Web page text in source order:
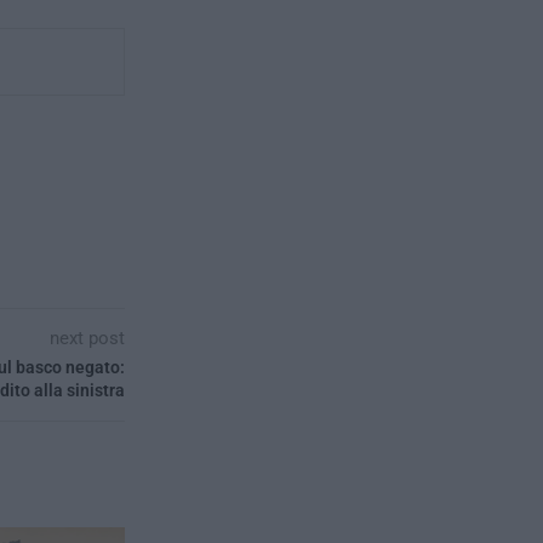
next post
basco negato:
alla sinistra